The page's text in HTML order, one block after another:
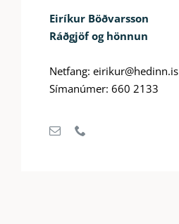
Eiríkur Böðvarsson
Ráðgjöf og hönnun
Netfang: eirikur@hedinn.is
Símanúmer: 660 2133